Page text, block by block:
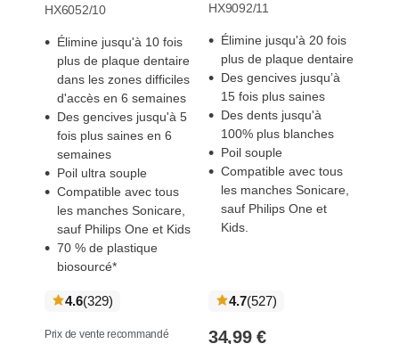
HX6052/10
Élimine jusqu'à 10 fois
plus de plaque dentaire
dans les zones difficiles
d'accès en 6 semaines
Des gencives jusqu'à 5
fois plus saines en 6
semaines
Poil ultra souple
Compatible avec tous
les manches Sonicare,
sauf Philips One et Kids
70 % de plastique
biosourcé*
4.6(329notation
)
Prix de vente recommandé
HX9092/11
Élimine jusqu'à 20 fois
plus de plaque dentaire
Des gencives jusqu’à
15 fois plus saines
Des dents jusqu'à
100% plus blanches
Poil souple
Compatible avec tous
les manches Sonicare,
sauf Philips One et
Kids.
4.7(527notation
)
34,99 €